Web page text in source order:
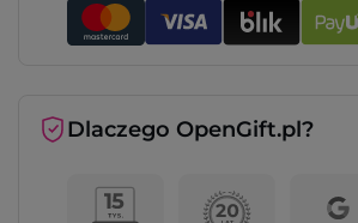
Dlaczego OpenGift.pl?